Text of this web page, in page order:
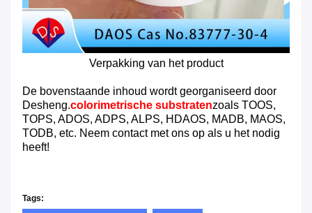
Verpakking van het product
De bovenstaande inhoud wordt georganiseerd door
Desheng.colorimetrische substratenzoals TOOS,
TOPS, ADOS, ADPS, ALPS, HDAOS, MADB, MAOS,
TODB, etc. Neem contact met ons op als u het nodig
heeft!
Tags: